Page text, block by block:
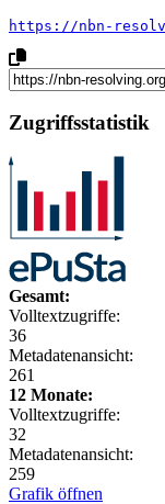
https://nbn-
Zugriffsstatistik
Gesamt:
Volltextzugriffe:
36
Metadatenansicht:
261
12 Monate:
Volltextzugriffe:
32
Metadatenansicht:
259
Grafik öffnen